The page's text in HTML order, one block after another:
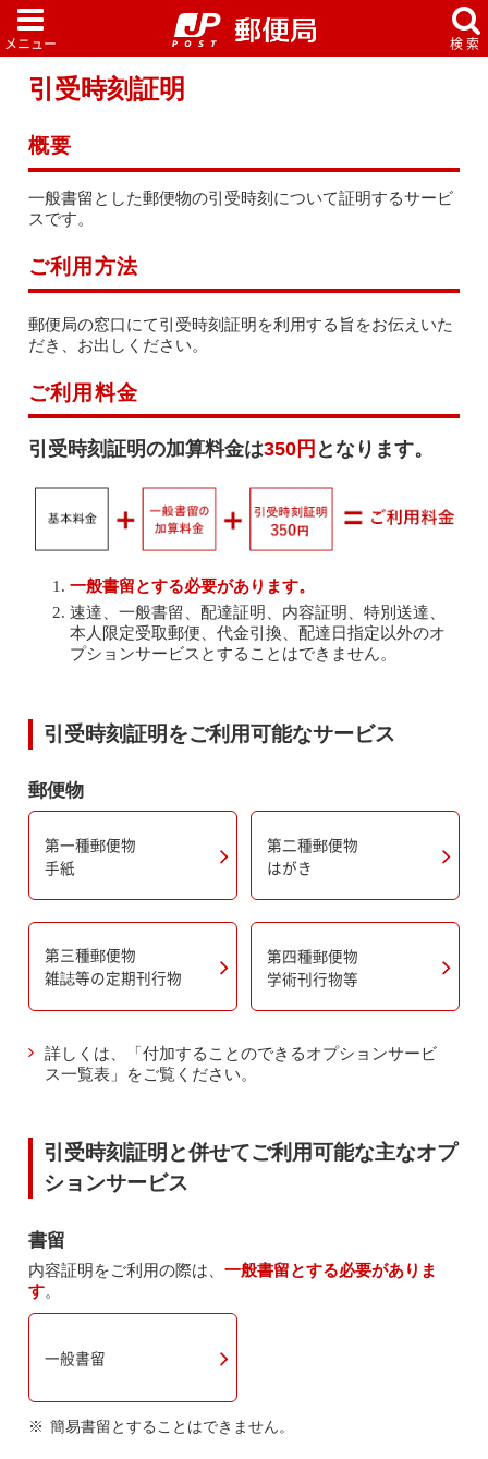
引受時刻証明
概要
一般書留とした郵便物の引受時刻について証明するサービ
スです。
ご利用方法
郵便局の窓口にて引受時刻証明を利用する旨をお伝えいた
だき、お出しください。
ご利用料金
引受時刻証明の加算料金は350円 となります。
一般書留とする必要があります。
速達、一般書留、配達証明、内容証明、特別送達、
本人限定受取郵便、代金引換、配達日指定以外のオ
プションサービスとすることはできません。
引受時刻証明をご利用可能なサービス
郵便物
第一種郵便物
手紙
第二種郵便物
はがき
第三種郵便物
雑誌等の定期刊行物
第四種郵便物
学術刊行物等
詳しくは、「付加することのできるオプションサービ
ス一覧表」をご覧ください。
引受時刻証明と併せてご利用可能な主なオプ
ションサービス
書留
内容証明をご利用の際は、一般書留とする必要がありま
す。
一般書留
簡易書留とすることはできません。